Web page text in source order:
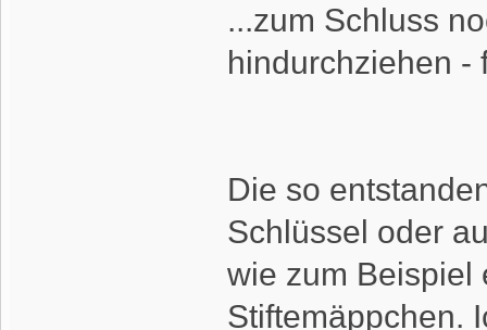
...zum Schluss
hindurchziehen -
Die so
Schlüssel oder
wie zum Beispiel
Stiftemäppchen.